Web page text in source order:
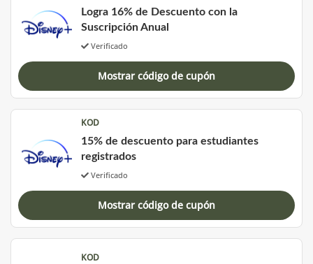
Logra 16% de Descuento con la
Suscripción Anual
Verificado
Mostrar código de cupón
KOD
15% de descuento para estudiantes
registrados
Verificado
Mostrar código de cupón
KOD